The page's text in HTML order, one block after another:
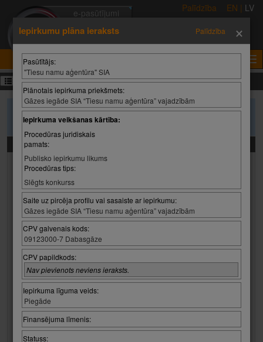
e-pasūtījumi
e-izsoles
e-konkursi
e-izziņas
Palīdzība EN | LV
Iepirkumu plāni
Lai atlasītu iepirkumu plānus, lūdzu ievadiet meklēšanas kritērijus un
spiediet pogu 'Meklēt'
Meklēšanas kritēriji
Pasūtītājs:
Izvēlēties vērtību
Pasūtītājs:
Pasūtītājs:
Plānotais iepirkuma priekšmets:
Procedūras juridiskais pamats:
Izvēlēties vērtību
Procedūras
juridiskais
pamats:
Procedūras tips:
Izvēlēties vērtību
Procedūras
tips:
CPV kods:
Iepirkumu plāna ieraksts Palīdzība ×
Pasūtītājs:
"Tiesu namu aģentūra" SIA
Plānotais iepirkuma priekšmets:
Gāzes iegāde SIA “Tiesu namu aģentūra” vajadzībām
Iepirkuma veikšanas kārtība:
Procedūras juridiskais
pamats:
Publisko iepirkumu likums
Procedūras tips:
Slēgts konkurss
Saite uz pircēja profilu vai sasaiste ar iepirkumu:
Gāzes iegāde SIA “Tiesu namu aģentūra” vajadzībām
CPV galvenais kods:
09123000-7 Dabasgāze
CPV papildkods:
Nav pievienots neviens ieraksts.
Iepirkuma līguma veids:
Piegāde
Finansējuma līmenis:
Statuss: